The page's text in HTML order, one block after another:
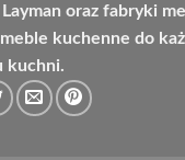
oraz fabryki
kuchenne do
kuchni.